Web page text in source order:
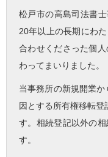
松戸市の高島司法書
20年以上の長期にわ
合わせくださった個
わってまいりました。
当事務所の新規開業
因とする所有権移転登
す。相続登記以外の
す。